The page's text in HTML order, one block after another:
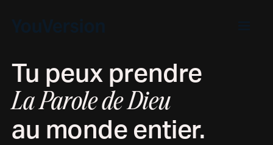
Tu peux prendre
La Parole de Dieu
au monde entier.